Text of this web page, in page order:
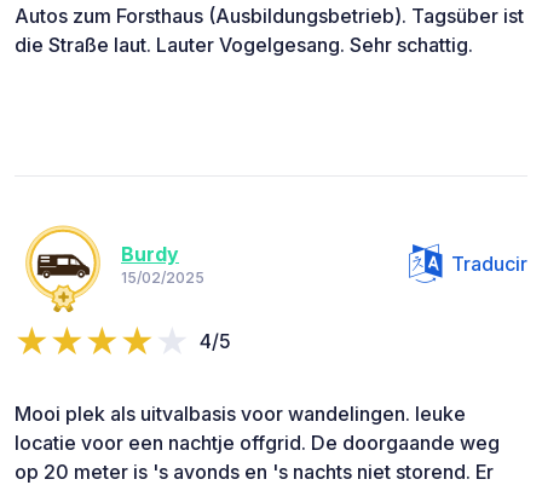
Autos zum Forsthaus (Ausbildungsbetrieb). Tagsüber ist
die Straße laut. Lauter Vogelgesang. Sehr schattig.
Burdy
15/02/2025
Traducir
4/5
Mooi plek als uitvalbasis voor wandelingen. leuke
locatie voor een nachtje offgrid. De doorgaande weg
op 20 meter is 's avonds en 's nachts niet storend. Er